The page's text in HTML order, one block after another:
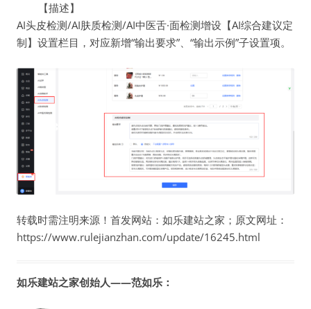
【描述】
AI头皮检测/AI肤质检测/AI中医舌·面检测增设【AI综合建议定
制】设置栏目，对应新增“输出要求”、“输出示例”子设置项。
转载时需注明来源！首发网站：如乐建站之家；原文网址：
https://www.rulejianzhan.com/update/16245.html
如乐建站之家创始人——范如乐：